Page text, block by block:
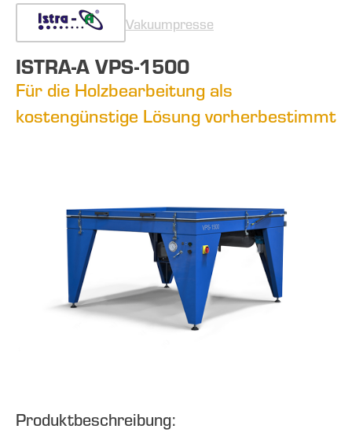
Vakuumpresse
ISTRA-A VPS-1500
Für die Holzbearbeitung als
kostengünstige Lösung vorherbestimmt
Produktbeschreibung: